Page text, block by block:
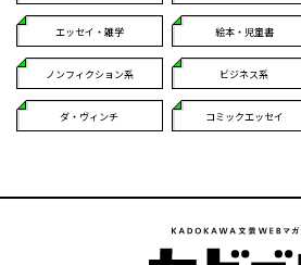
エッセイ・雑学 絵本・児童書
ノンフィクション系 ビジネス系
ダ・ヴィンチ コミックエッセイ